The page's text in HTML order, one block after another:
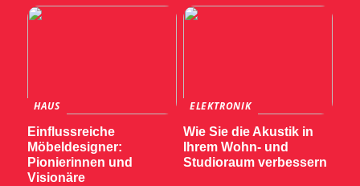
HAUS
Einflussreiche
Möbeldesigner:
Pionierinnen und
Visionäre
ELEKTRONIK
Wie Sie die Akustik in
Ihrem Wohn- und
Studioraum verbessern